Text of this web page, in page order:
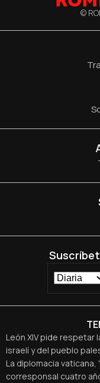
©
León XIV pide respetar
israelí y del pueblo
La diplomacia
corresponsal cuatro